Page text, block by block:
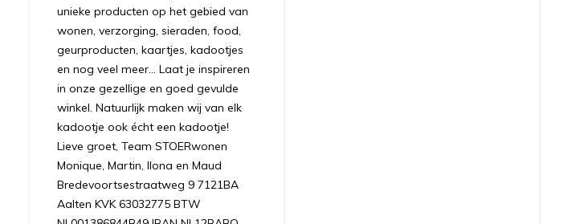
unieke producten op het gebied van
wonen, verzorging, sieraden, food,
geurproducten, kaartjes, kadootjes
en nog veel meer... Laat je inspireren
in onze gezellige en goed gevulde
winkel. Natuurlijk maken wij van elk
kadootje ook écht een kadootje!
Lieve groet, Team STOERwonen
Monique, Martin, Ilona en Maud
Bredevoortsestraatweg 9 7121BA
Aalten KVK 63032775 BTW